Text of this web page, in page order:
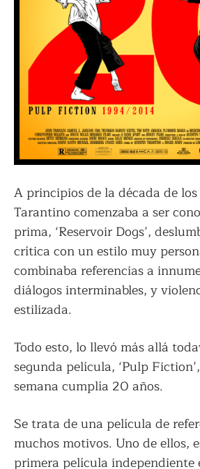
A principios de la década de
Tarantino comenzaba a ser
prima, ‘Reservoir Dogs’,
crítica con un estilo muy
combinaba referencias a
diálogos interminables, y
estilizada.
Todo esto, lo llevó más allá
segunda película, ‘Pulp
semana cumplía 20 años.
Se trata de una película de
muchos motivos. Uno de ellos,
primera película independiente